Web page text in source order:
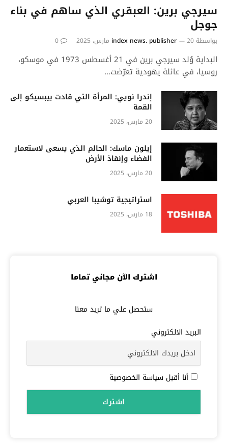
سيرجي برين: العبقري الذي ساهم في بناء
جوجل
بواسطة index news. publisher 20 مارس، 2025 0
البداية وُلد سيرجي برين في 21 أغسطس 1973 في موسكو،
روسيا، في عائلة يهودية تعرّضت…
إندرا نويي: المرأة التي قادت بيبسيكو إلى
القمة
20 مارس، 2025
إيلون ماسك: الحالم الذي يسعى لاستعمار
الفضاء وإنقاذ الأرض
20 مارس، 2025
استراتيجية توشيبا العربي
18 مارس، 2025
اشترك الآن مجاني تماما
ستحصل علي ما تريد معنا
البريد الالكتروني
أنا أقبل سياسة الخصوصية